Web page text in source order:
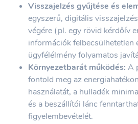
Visszajelzés gyűjtése és
egyszerű, digitális
végére (pl. egy rövid kérdőív
információk felbecsülhetetlen
ügyfélélmény folyamatos
Környezetbarát működés: A
fontold meg az
használatát, a hulladék
és a beszállítói lánc
figyelembevételét.